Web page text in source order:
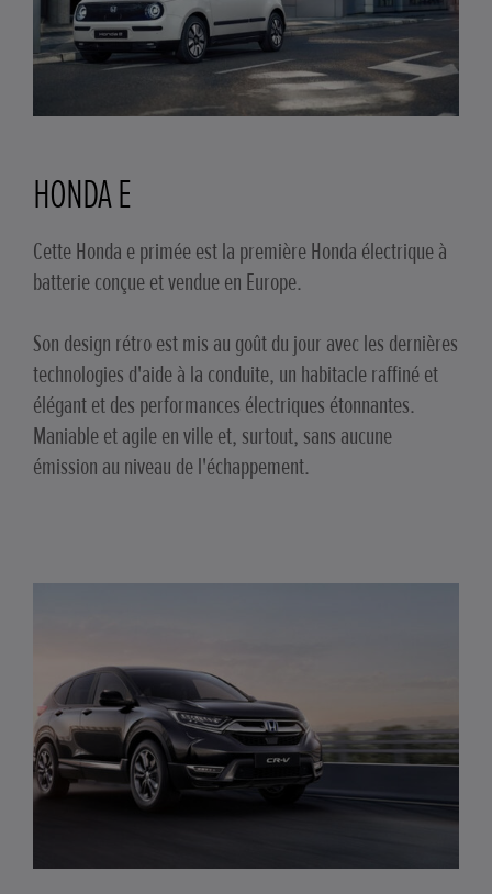
HONDA E
Cette Honda e primée est la première Honda électrique à
batterie conçue et vendue en Europe.
Son design rétro est mis au goût du jour avec les dernières
technologies d'aide à la conduite, un habitacle raffiné et
élégant et des performances électriques étonnantes.
Maniable et agile en ville et, surtout, sans aucune
émission au niveau de l'échappement.